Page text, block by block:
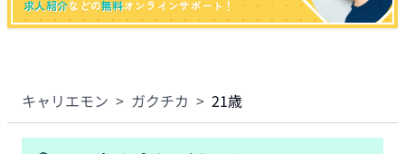
求人紹介などの無料オンラインサポート！
キャリエモン > ガクチカ > 21歳